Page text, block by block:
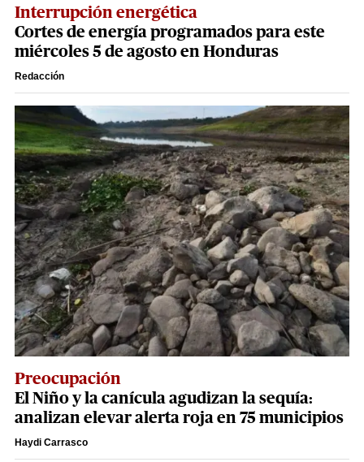
Interrupción energética
Cortes de energía programados para este
miércoles 5 de agosto en Honduras
Redacción
Preocupación
El Niño y la canícula agudizan la sequía:
analizan elevar alerta roja en 75 municipios
Haydi Carrasco